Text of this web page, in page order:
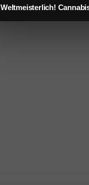
Weltmeisterlich!